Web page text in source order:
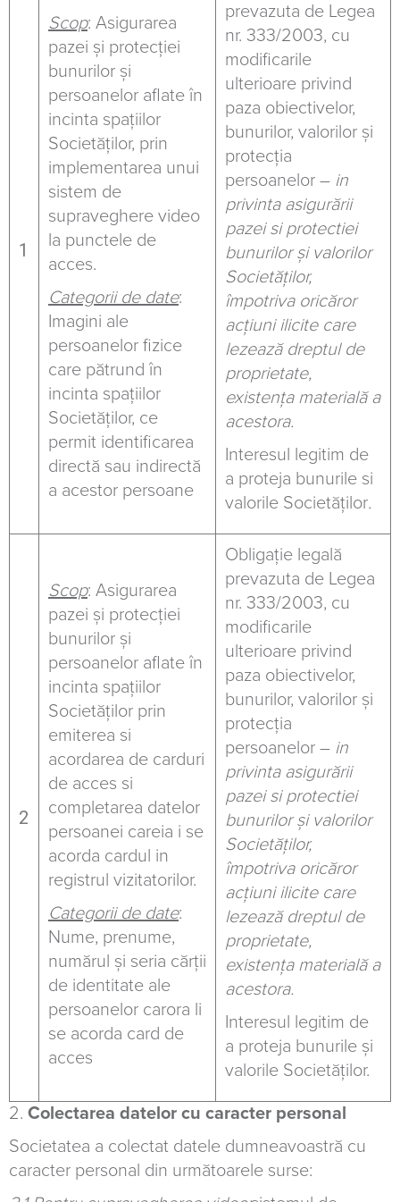
1
Scop: Asigurarea
pazei și protecției
bunurilor și
persoanelor aflate în
incinta spațiilor
Societăților, prin
implementarea unui
sistem de
supraveghere video
la punctele de
acces.
Categorii de date:
Imagini ale
persoanelor fizice
care pătrund în
incinta spațiilor
Societăților, ce
permit identificarea
directă sau indirectă
a acestor persoane
prevazuta de Legea
nr. 333/2003, cu
modificarile
ulterioare privind
paza obiectivelor,
bunurilor, valorilor şi
protecţia
persoanelor – in
privinta asigurării
pazei si protectiei
bunurilor şi valorilor
Societăților,
împotriva oricăror
acţiuni ilicite care
lezează dreptul de
proprietate,
existenţa materială a
acestora.
Interesul legitim de
a proteja bunurile si
valorile Societăților.
2
Scop: Asigurarea
pazei și protecției
bunurilor și
persoanelor aflate în
incinta spațiilor
Societăților prin
emiterea si
acordarea de carduri
de acces si
completarea datelor
persoanei careia i se
acorda cardul in
registrul vizitatorilor.
Categorii de date:
Nume, prenume,
numărul și seria cărții
de identitate ale
persoanelor carora li
se acorda card de
acces
Obligație legală
prevazuta de Legea
nr. 333/2003, cu
modificarile
ulterioare privind
paza obiectivelor,
bunurilor, valorilor şi
protecţia
persoanelor – in
privinta asigurării
pazei si protectiei
bunurilor şi valorilor
Societăților,
împotriva oricăror
acţiuni ilicite care
lezează dreptul de
proprietate,
existenţa materială a
acestora.
Interesul legitim de
a proteja bunurile și
valorile Societăților.
2. Colectarea datelor cu caracter personal
Societatea a colectat datele dumneavoastră cu
caracter personal din următoarele surse: